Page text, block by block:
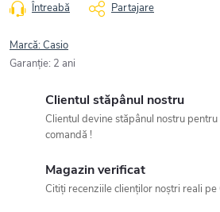
Întreabă Partajare
Marcă:Casio
Garanţie: 2 ani
Clientul stăpânul nostru
Clientul devine stăpânul nostru
comandă !
Magazin verificat
Citiți recenziile clienților noștri reali pe